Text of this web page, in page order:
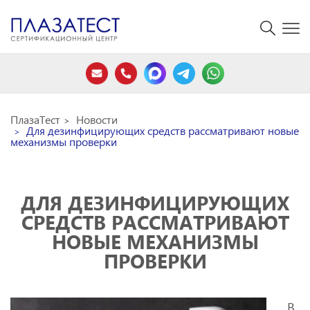
ПлазаТест Новости
Для дезинфицирующих средств рассматривают новые
механизмы проверки
ДЛЯ ДЕЗИНФИЦИРУЮЩИХ
СРЕДСТВ РАССМАТРИВАЮТ
НОВЫЕ МЕХАНИЗМЫ
ПРОВЕРКИ